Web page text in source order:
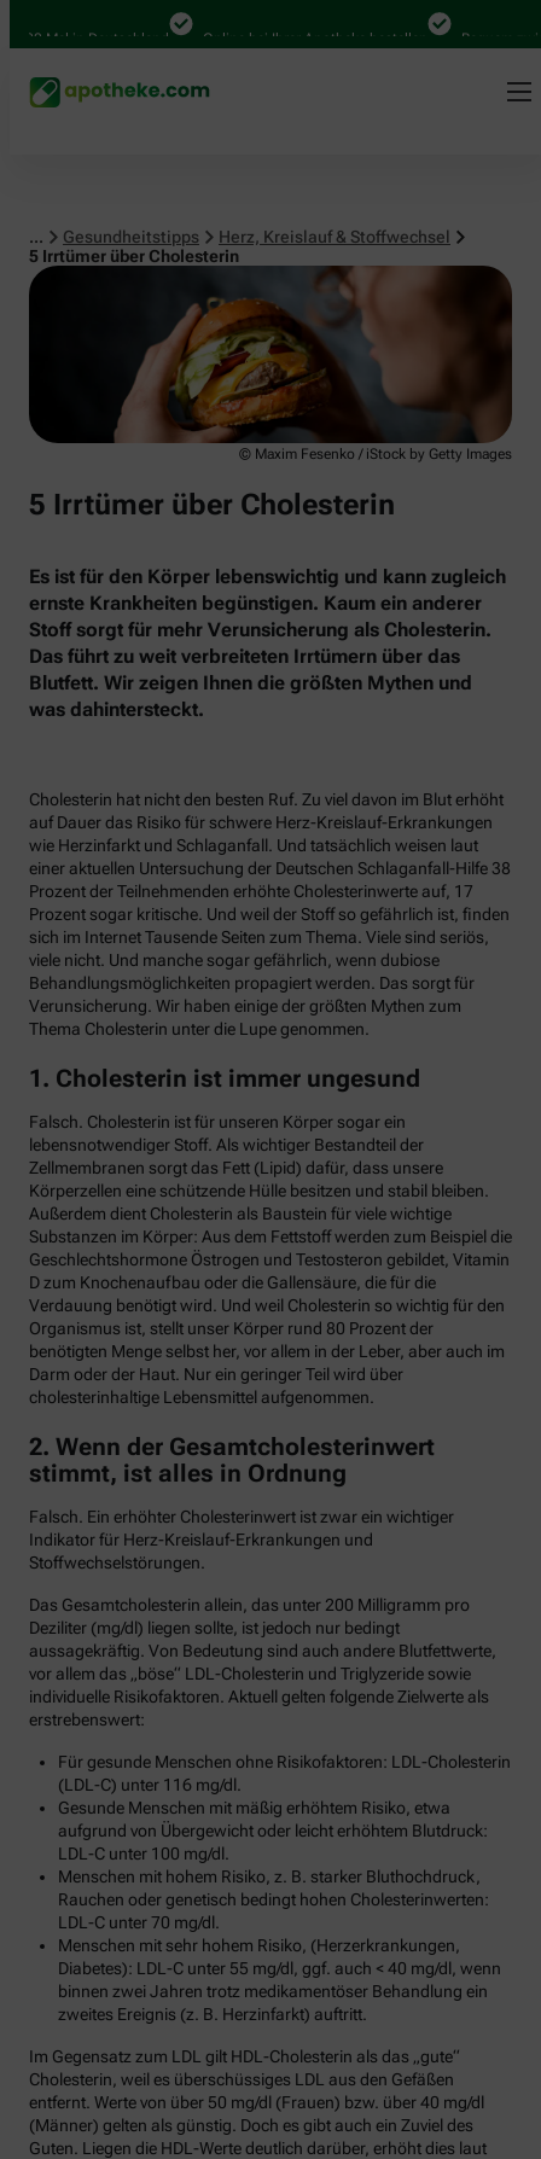
Mal in Deutschland Online bei Ihrer Apotheke bestellen Bequem
... Gesundheitstipps
Herz, Kreislauf & Stoffwechsel
5 Irrtümer über Cholesterin
Herz, Kreislauf & Stoffwechsel
© Maxim Fesenko / iStock by Getty Images
5 Irrtümer über Cholesterin
Es ist für den Körper lebenswichtig und kann zugleich
ernste Krankheiten begünstigen. Kaum ein anderer
Stoff sorgt für mehr Verunsicherung als Cholesterin.
Das führt zu weit verbreiteten Irrtümern über das
Blutfett. Wir zeigen Ihnen die größten Mythen und
was dahintersteckt.
Cholesterin hat nicht den besten Ruf. Zu viel davon im Blut erhöht
auf Dauer das Risiko für schwere Herz-Kreislauf-Erkrankungen
wie Herzinfarkt und Schlaganfall. Und tatsächlich weisen laut
einer aktuellen Untersuchung der Deutschen Schlaganfall-Hilfe 38
Prozent der Teilnehmenden erhöhte Cholesterinwerte auf, 17
Prozent sogar kritische. Und weil der Stoff so gefährlich ist, finden
sich im Internet Tausende Seiten zum Thema. Viele sind seriös,
viele nicht. Und manche sogar gefährlich, wenn dubiose
Behandlungsmöglichkeiten propagiert werden. Das sorgt für
Verunsicherung. Wir haben einige der größten Mythen zum
Thema Cholesterin unter die Lupe genommen.
1. Cholesterin ist immer ungesund
Falsch. Cholesterin ist für unseren Körper sogar ein
lebensnotwendiger Stoff. Als wichtiger Bestandteil der
Zellmembranen sorgt das Fett (Lipid) dafür, dass unsere
Körperzellen eine schützende Hülle besitzen und stabil bleiben.
Außerdem dient Cholesterin als Baustein für viele wichtige
Substanzen im Körper: Aus dem Fettstoff werden zum Beispiel die
Geschlechtshormone Östrogen und Testosteron gebildet, Vitamin
D zum Knochenaufbau oder die Gallensäure, die für die
Verdauung benötigt wird. Und weil Cholesterin so wichtig für den
Organismus ist, stellt unser Körper rund 80 Prozent der
benötigten Menge selbst her, vor allem in der Leber, aber auch im
Darm oder der Haut. Nur ein geringer Teil wird über
cholesterinhaltige Lebensmittel aufgenommen.
2. Wenn der Gesamtcholesterinwert
stimmt, ist alles in Ordnung
Falsch. Ein erhöhter Cholesterinwert ist zwar ein wichtiger
Indikator für Herz-Kreislauf-Erkrankungen und
Stoffwechselstörungen.
Das Gesamtcholesterin allein, das unter 200 Milligramm pro
Deziliter (mg/dl) liegen sollte, ist jedoch nur bedingt
aussagekräftig. Von Bedeutung sind auch andere Blutfettwerte,
vor allem das „böse“ LDL-Cholesterin und Triglyzeride sowie
individuelle Risikofaktoren. Aktuell gelten folgende Zielwerte als
erstrebenswert:
Für gesunde Menschen ohne Risikofaktoren: LDL-Cholesterin
(LDL-C) unter 116 mg/dl.
Gesunde Menschen mit mäßig erhöhtem Risiko, etwa
aufgrund von Übergewicht oder leicht erhöhtem Blutdruck:
LDL-C unter 100 mg/dl.
Menschen mit hohem Risiko, z. B. starker Bluthochdruck,
Rauchen oder genetisch bedingt hohen Cholesterinwerten:
LDL-C unter 70 mg/dl.
Menschen mit sehr hohem Risiko, (Herzerkrankungen,
Diabetes): LDL-C unter 55 mg/dl, ggf. auch < 40 mg/dl, wenn
binnen zwei Jahren trotz medikamentöser Behandlung ein
zweites Ereignis (z. B. Herzinfarkt) auftritt.
Im Gegensatz zum LDL gilt HDL-Cholesterin als das „gute“
Cholesterin, weil es überschüssiges LDL aus den Gefäßen
entfernt. Werte von über 50 mg/dl (Frauen) bzw. über 40 mg/dl
(Männer) gelten als günstig. Doch es gibt auch ein Zuviel des
Guten. Liegen die HDL-Werte deutlich darüber, erhöht dies laut